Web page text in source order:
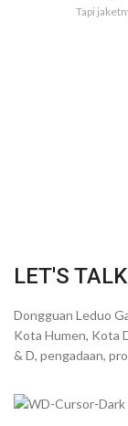
Tapi
LET'S TALK
Dongguan Leduo
Kota Humen, Kota
& D, pengadaan,